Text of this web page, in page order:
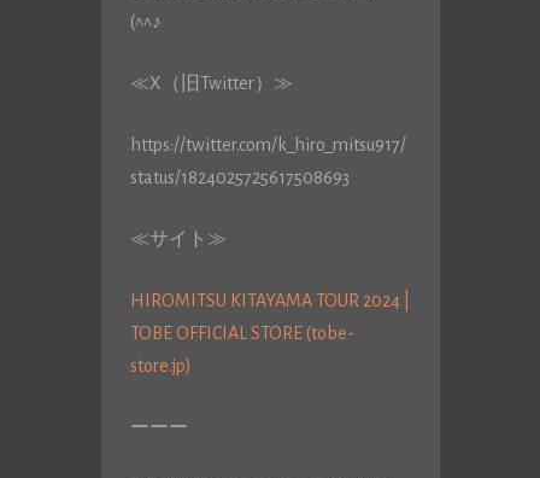
(^^♪
≪X（旧Twitter）≫
https://twitter.com/k_hiro_mitsu917/
status/1824025725617508693
≪サイト≫
HIROMITSU KITAYAMA TOUR 2024 |
TOBE OFFICIAL STORE (tobe-
store.jp)
ーーー